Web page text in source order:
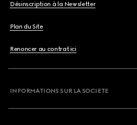
Désinscription à la Newsletter
Plan du Site
Renoncer au contrat ici
INFORMATIONS SUR LA SOCIETE